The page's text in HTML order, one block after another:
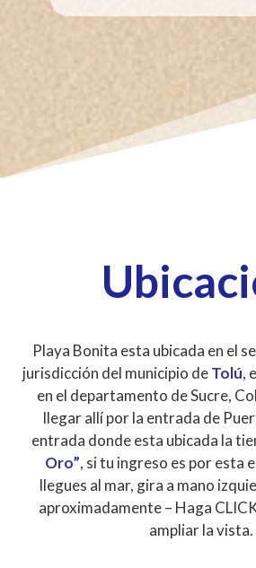
Playa Bonita esta ubicada en el
jurisdicción del municipio deTolú,
en el departamento de Sucre,
llegar allí por la entrada de
entrada donde esta ubicada la
Oro”, si tu ingreso es por esta
llegues al mar, gira a mano
aproximadamente – Haga
ampliar la vista.